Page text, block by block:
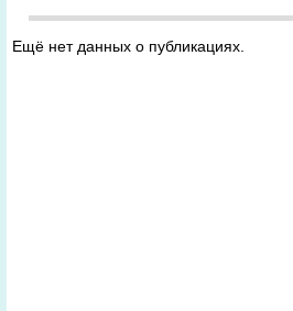
Ещё нет данных о публикациях.